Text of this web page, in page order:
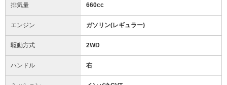
排気量 660cc
エンジン ガソリン(レギュラー)
駆動方式 2WD
ハンドル 右